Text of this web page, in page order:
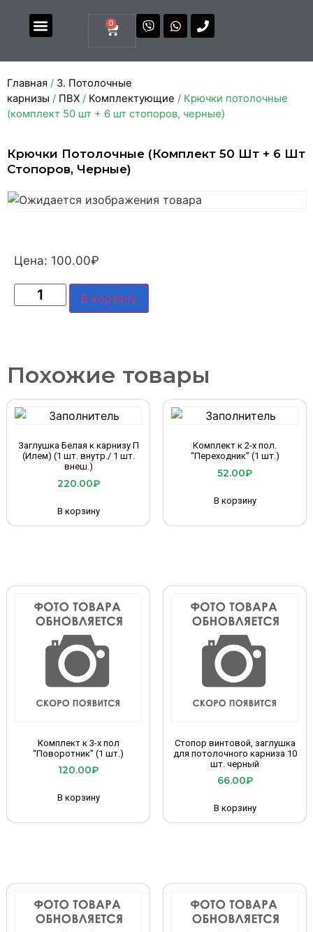
0
Главная / 3. Потолочные
карнизы / ПВХ / Комплектующие / Крючки потолочные
(комплект 50 шт + 6 шт стопоров, черные)
Крючки Потолочные (комплект 50 Шт + 6 Шт
Стопоров, Черные)
Цена: 100.00₽
В корзину
Похожие товары
Заглушка Белая к карнизу П
(Илем) (1 шт. внутр./ 1 шт.
внеш.)
220.00₽
В корзину
Комплект к 2-х пол.
“Переходник” (1 шт.)
52.00₽
В корзину
Комплект к 3-х пол
“Поворотник” (1 шт.)
120.00₽
В корзину
Стопор винтовой, заглушка
для потолочного карниза 10
шт. черный
66.00₽
В корзину